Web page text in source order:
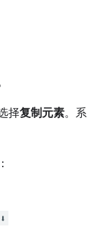
择复制元素。系
⬇️